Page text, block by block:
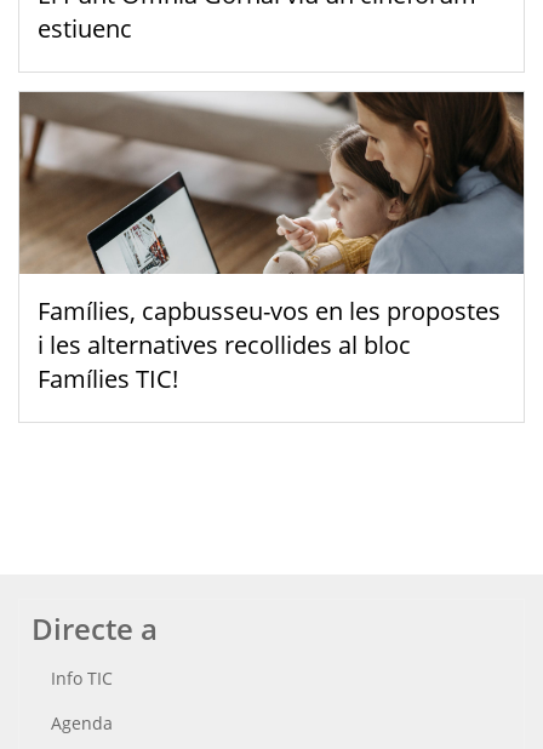
estiuenc
Famílies, capbusseu-vos en les propostes
i les alternatives recollides al bloc
Famílies TIC!
Directe a
Info TIC
Agenda